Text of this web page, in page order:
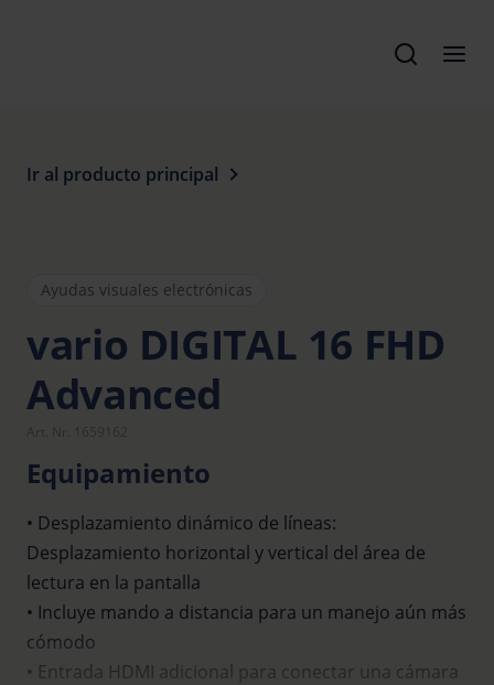
Ir al producto principal
Ayudas visuales electrónicas
vario DIGITAL 16 FHD
Advanced
Equipamiento
• Desplazamiento dinámico de líneas:
Desplazamiento horizontal y vertical del área de
lectura en la pantalla
• Incluye mando a distancia para un manejo aún más
cómodo
• Entrada HDMI adicional para conectar una cámara